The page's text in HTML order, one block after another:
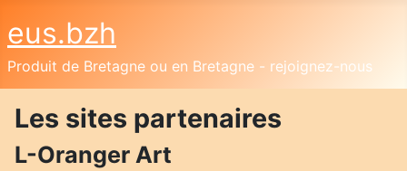
eus.bzh
Produit de Bretagne ou en Bretagne - rejoignez-nous
Les sites partenaires
L-Oranger Art